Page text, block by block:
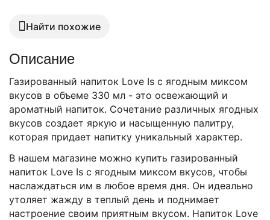
Найти похожие
Описание
Газированный напиток Love Is с ягодным миксом
вкусов в объеме 330 мл - это освежающий и
ароматный напиток. Сочетание различных ягодных
вкусов создает яркую и насыщенную палитру,
которая придает напитку уникальный характер.
В нашем магазине можно купить газированный
напиток Love Is с ягодным миксом вкусов, чтобы
наслаждаться им в любое время дня. Он идеально
утоляет жажду в теплый день и поднимает
настроение своим приятным вкусом. Напиток Love